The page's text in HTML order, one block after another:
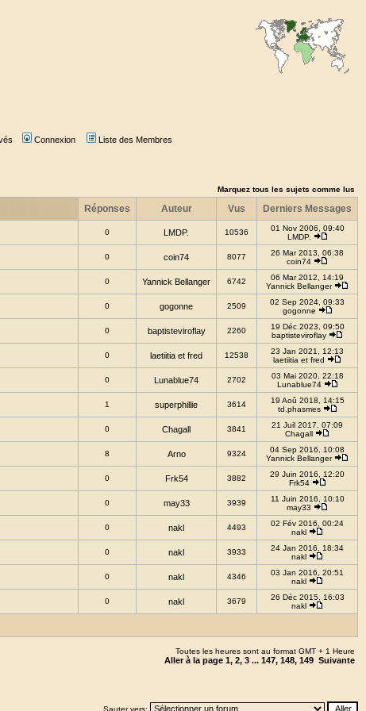
Connexion Liste des Membres
Marquez tous les sujets comme lus
Réponses Auteur Vus Derniers Messages
0 LMDP. 10536
01 Nov 2006, 09:40
LMDP.
0 coin74 8077
26 Mar 2013, 06:38
coin74
0 Yannick Bellanger 6742
06 Mar 2012, 14:19
Yannick Bellanger
0 gogonne 2509
02 Sep 2024, 09:33
gogonne
0 baptisteviroflay 2260
19 Déc 2023, 09:50
baptisteviroflay
0 laetiitia et fred 12538
23 Jan 2021, 12:13
laetiitia et fred
0 Lunablue74 2702
03 Mai 2020, 22:18
Lunablue74
1 superphillie 3614
19 Aoû 2018, 14:15
td.phasmes
0 Chagall 3841
21 Juil 2017, 07:09
Chagall
8 Arno 9324
04 Sep 2016, 10:08
Yannick Bellanger
0 Frk54 3882
29 Juin 2016, 12:20
Frk54
0 may33 3939
11 Juin 2016, 10:10
may33
0 nakl 4493
02 Fév 2016, 00:24
nakl
0 nakl 3933
24 Jan 2016, 18:34
nakl
0 nakl 4346
03 Jan 2016, 20:51
nakl
0 nakl 3679
26 Déc 2015, 16:03
nakl
Toutes les heures sont au format GMT + 1 Heure
Aller à la page 1, 2, 3 ... 147, 148, 149 Suivante
Sauter vers: